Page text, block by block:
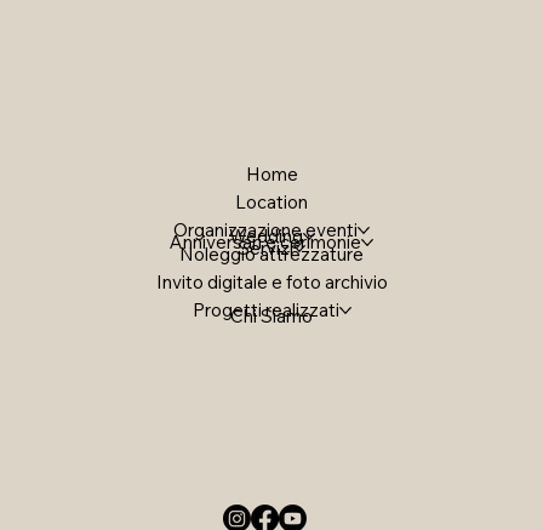
Home
Location
Organizzazione eventi
Wedding
Anniversari e cerimonie
Servizi
Noleggio attrezzature
Invito digitale e foto archivio
Progetti realizzati
Chi Siamo